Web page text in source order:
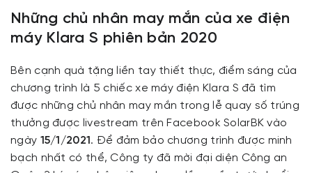
Những chủ nhân may mắn của xe điện
máy Klara S phiên bản 2020
Bên cạnh quà tặng liền tay thiết thực, điểm sáng của
chương trình là 5 chiếc xe máy điện Klara S đã tìm
được những chủ nhân may mắn trong lễ quay số trúng
thưởng được livestream trên Facebook SolarBK vào
ngày 15/1/2021 . Để đảm bảo chương trình được minh
bạch nhất có thể, Công ty đã mời đại diện Công an